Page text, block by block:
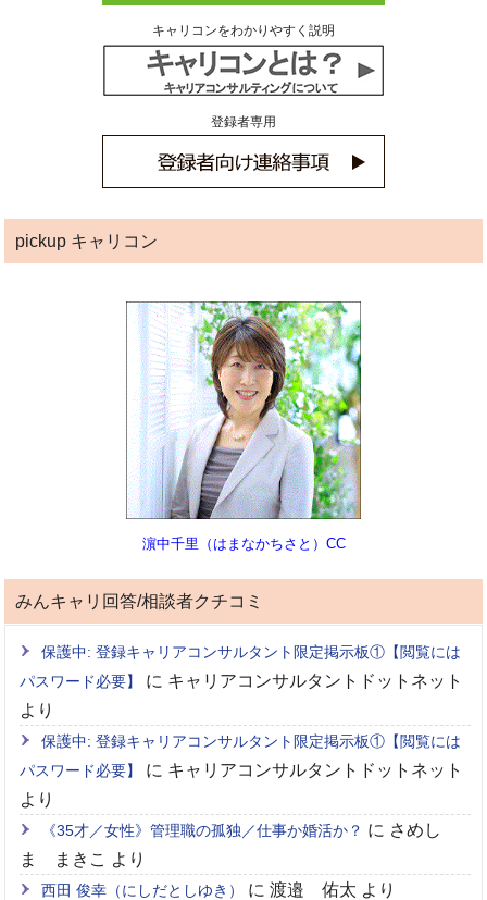
キャリコンをわかりやすく説明
登録者専用
pickup キャリコン
濵中千里（はまなかちさと）CC
みんキャリ回答/相談者クチコミ
保護中: 登録キャリアコンサルタント限定掲示板①【閲覧には
パスワード必要】
に キャリアコンサルタントドットネット
より
保護中: 登録キャリアコンサルタント限定掲示板①【閲覧には
パスワード必要】
に キャリアコンサルタントドットネット
より
《35才／女性》管理職の孤独／仕事か婚活か？ に さめし
ま まきこ より
西田 俊幸（にしだとしゆき） に渡邉 佑太 より